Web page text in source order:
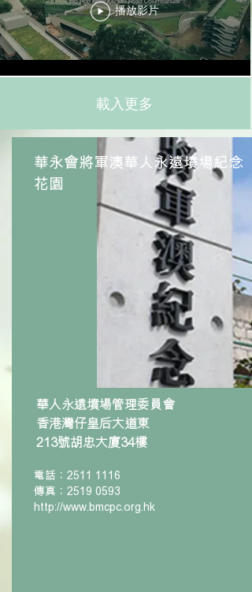
播放影片
載入更多
華永會將軍澳華人永遠墳場紀念
花園
華人永遠墳場管理委員會
香港灣仔皇后大道東
213號胡忠大廈34樓
電話：2511 1116
傳真：2519 0593
http://www.bmcpc.org.hk